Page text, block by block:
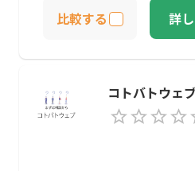
比較する 詳
コトバトウェ